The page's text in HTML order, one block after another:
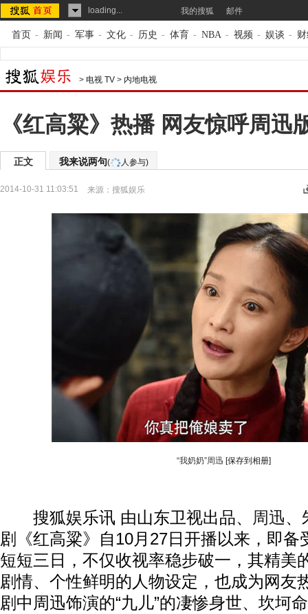
loading... 我的搜狐 邮件
首页 - 新闻 - 军事 - 文化 - 历史 - 体育 - NBA - 视频 - 娱谈 -
> 电视 TV > 内地电视
《红高粱》热播 网友惊呼周迅
正文 我来说两句( 人参与)
2014-10-31 11:03:51 来源： 搜狐娱乐
“我奶奶”周迅 [保存到相册]
搜狐娱乐讯 由山东卫视出品、 周迅、
剧《红高粱》自10月27日开播以来，即备
短短三日，不仅收视率稳步破一，其精美
剧情、个性鲜明的人物设定，也成为网友
剧中周迅饰演的“九儿”的凄惨身世、坎坷